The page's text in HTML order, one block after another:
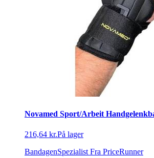
Novamed Sport/Arbeit
216,64 kr.På lager
BandagenSpezialist Fra PriceRunner